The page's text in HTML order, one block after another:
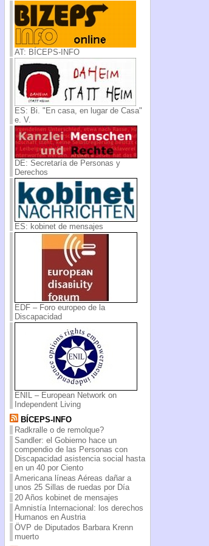
AT: BÍCEPS-INFO
ES: Bi. "En casa, en lugar de Casa"
e. V.
DE: Secretaría de Personas y
Derechos
ES: kobinet de mensajes
EDF – Foro europeo de la
Discapacidad
ENIL – European Network on
Independent Living
BÍCEPS-INFO
Radkralle o de remolque?
Sandler: el Gobierno hace un
compendio de las Personas con
Discapacidad asistencia social hasta
en un 40 por Ciento
Americana líneas Aéreas dañar a
unos 25 Sillas de ruedas por Día
20 Años kobinet de mensajes
Amnistía Internacional: los derechos
Humanos en Austria
ÖVP de Diputados Barbara Krenn
muerto